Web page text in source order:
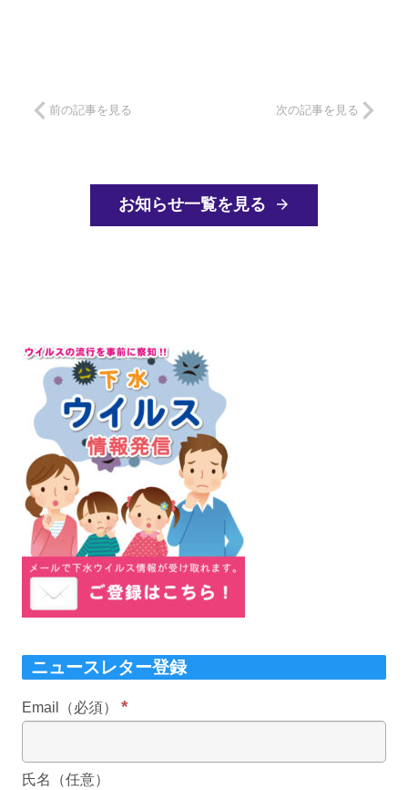
前の記事を見る 次の記事を見る
お知らせ一覧を見る arrow_forward
ニュースレター登録
Email（必須） *
氏名（任意）